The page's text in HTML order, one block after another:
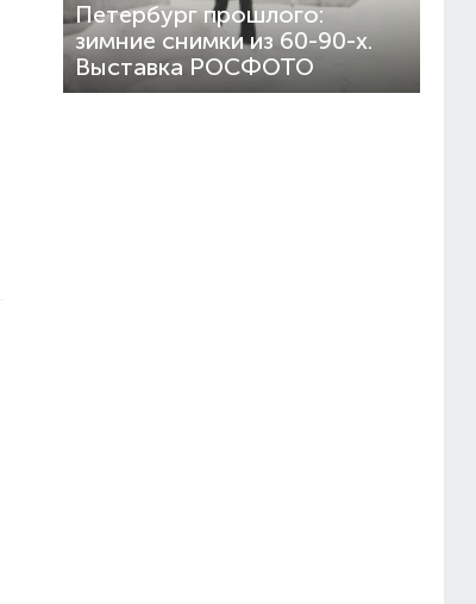
Петербург прошлого:
зимние снимки из 60-90-х.
Выставка РОСФОТО